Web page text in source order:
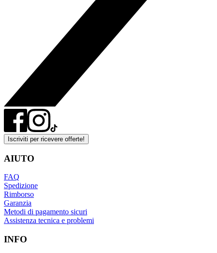
Iscriviti per ricevere offerte!
AIUTO
FAQ
Spedizione
Rimborso
Garanzia
Metodi di pagamento sicuri
Assistenza tecnica e problemi
INFO